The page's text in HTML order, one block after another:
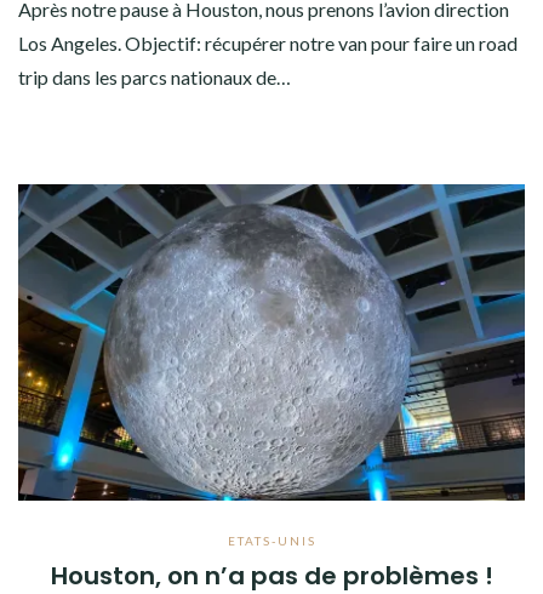
Après notre pause à Houston, nous prenons l’avion direction
Los Angeles. Objectif: récupérer notre van pour faire un road
trip dans les parcs nationaux de…
ETATS-UNIS
Houston, on n’a pas de problèmes !